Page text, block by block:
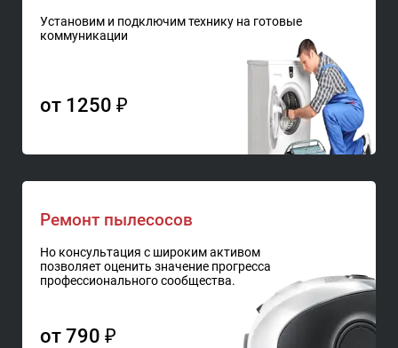
Установим и подключим технику на готовые
коммуникации
от 1250 ₽
Ремонт пылесосов
Но консультация с широким активом
позволяет оценить значение прогресса
профессионального сообщества.
от 790 ₽